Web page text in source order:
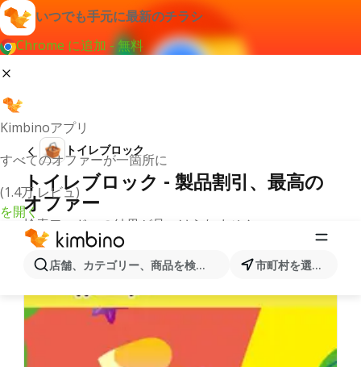
いつでも手元に最新のチラシ
Chrome に追加 - 無料
Kimbinoアプリ
すべてのオファーが一箇所に
(1.4万 レビュ)
を開く
店舗、カテゴリー、商品を検索... 市町村を選択します
トイレブロック
トイレブロック - 製品割引、最高の
オファー
検索ワードへの結果が見つけられません。
カテゴリーからの別のチラシ